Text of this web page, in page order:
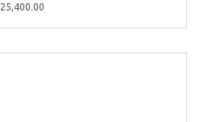
25,400.00